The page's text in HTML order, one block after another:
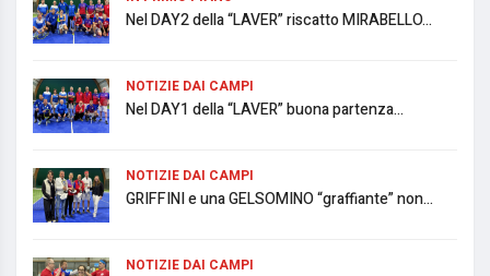
Nel DAY2 della “LAVER” riscatto MIRABELLO...
NOTIZIE DAI CAMPI
Nel DAY1 della “LAVER” buona partenza...
NOTIZIE DAI CAMPI
GRIFFINI e una GELSOMINO “graffiante” non...
NOTIZIE DAI CAMPI